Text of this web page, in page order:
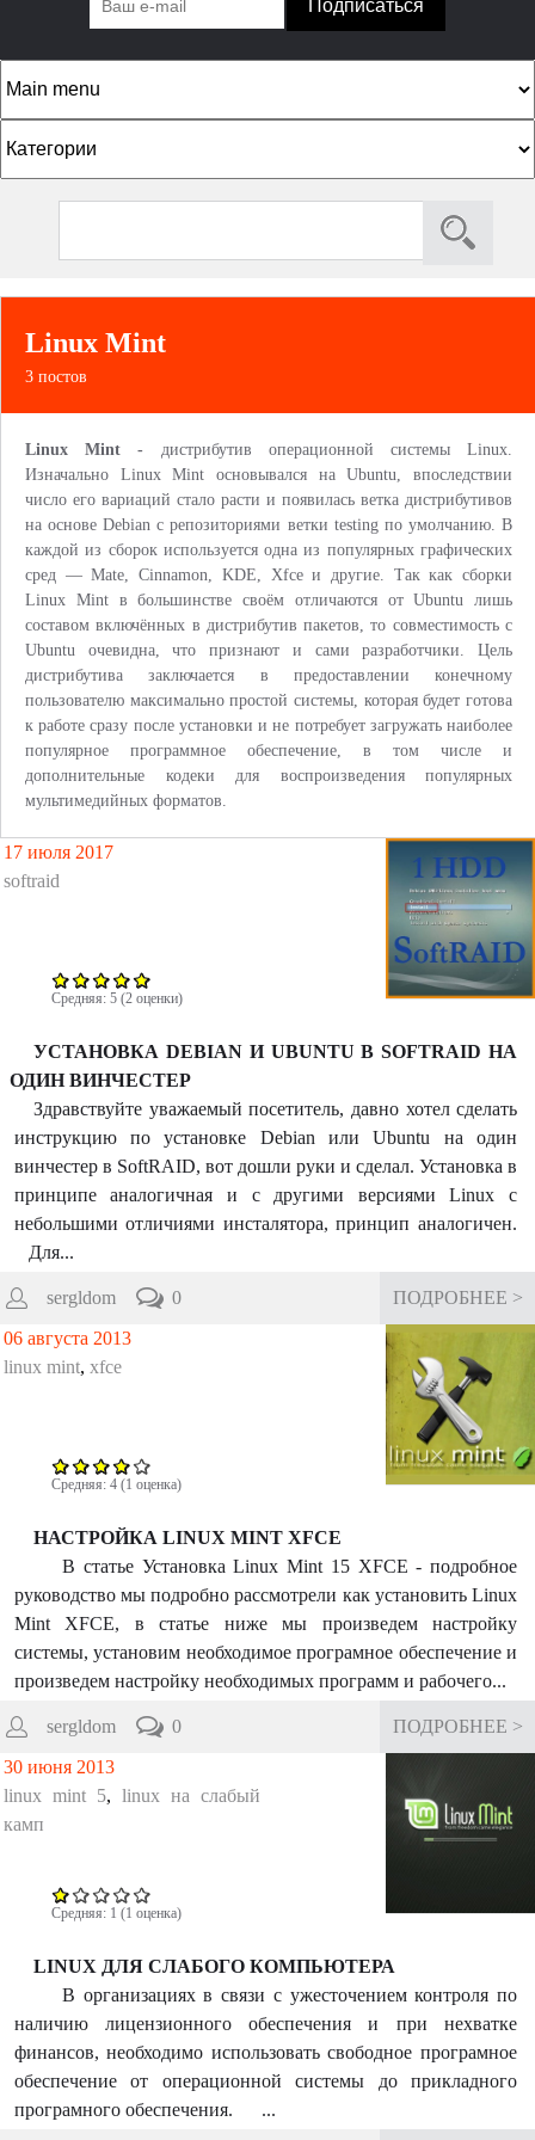
К
о
р
с
Linux Mint
3 постов
Linux Mint - дистрибутив операционной системы Linux.
Изначально Linux Mint основывался на Ubuntu, впоследствии
число его вариаций стало расти и появилась ветка дистрибутивов
на основе Debian c репозиториями ветки testing по умолчанию. В
каждой из сборок используется одна из популярных графических
сред —Mate, Cinnamon, KDE, Xfce и другие. Так как сборки
Linux Mint в большинстве своём отличаются от Ubuntu лишь
составом включённых в дистрибутив пакетов, то совместимость с
Ubuntu очевидна, что признают и сами разработчики. Цель
дистрибутива заключается в предоставлении конечному
пользователю максимально простой системы, которая будет готова
к работе сразу после установки и не потребует загружать наиболее
популярное программное обеспечение, в том числе и
дополнительные кодеки для воспроизведения популярных
мультимедийных форматов.
17 июля 2017
softraid
Средняя: 5 (2 оценки)
УСТАНОВКА DEBIAN И UBUNTU В SOFTRAID НА
ОДИН ВИНЧЕСТЕР
Здравствуйте уважаемый посетитель, давно хотел сделать
инструкцию по установке Debian или Ubuntu на один
винчестер в SoftRAID, вот дошли руки и сделал. Установка в
принципе аналогичная и с другими версиями Linux с
небольшими отличиями инсталятора, принцип аналогичен.
Для...
sergldom ПОДРОБНЕЕ >
0
06 августа 2013
linux mint, xfce
Средняя: 4 (1 оценка)
НАСТРОЙКА LINUX MINT XFCE
В статье Установка Linux Mint 15 XFCE - подробное
руководство мы подробно рассмотрели как установить Linux
Mint XFCE, в статье ниже мы произведем настройку
системы, установим необходимое програмное обеспечение и
произведем настройку необходимых программ и рабочего...
sergldom ПОДРОБНЕЕ >
0
30 июня 2013
linux mint 5,linux на слабый
камп
Средняя: 1 (1 оценка)
LINUX ДЛЯ СЛАБОГО КОМПЬЮТЕРА
В организациях в связи с ужесточением контроля по
наличию лицензионного обеспечения и при нехватке
финансов, необходимо использовать свободное програмное
обеспечение от операционной системы до прикладного
програмного обеспечения. ...